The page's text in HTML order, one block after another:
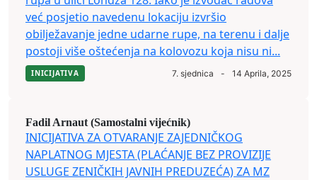
već posjetio navedenu lokaciju izvršio
obilježavanje jedne udarne rupe, na terenu i dalje
postoji više oštećenja na kolovozu koja nisu ni...
INICIJATIVA 7. sjednica - 14 Aprila, 2025
Fadil Arnaut (Samostalni vijećnik)
INICIJATIVA ZA OTVARANJE ZAJEDNIČKOG
NAPLATNOG MJESTA (PLAĆANJE BEZ PROVIZIJE
USLUGE ZENIČKIH JAVNIH PREDUZEĆA) ZA MZ